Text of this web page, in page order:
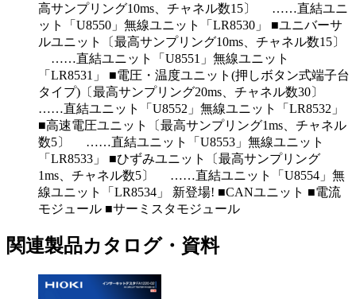
高サンプリング10ms、チャネル数15〕 ……直結ユニ
ット「U8550」無線ユニット「LR8530」 ■ユニバーサ
ルユニット〔最高サンプリング10ms、チャネル数15〕
……直結ユニット「U8551」無線ユニット
「LR8531」 ■電圧・温度ユニット(押しボタン式端子台
タイプ)〔最高サンプリング20ms、チャネル数30〕
……直結ユニット「U8552」無線ユニット「LR8532」
■高速電圧ユニット〔最高サンプリング1ms、チャネル
数5〕 ……直結ユニット「U8553」無線ユニット
「LR8533」 ■ひずみユニット〔最高サンプリング
1ms、チャネル数5〕 ……直結ユニット「U8554」無
線ユニット「LR8534」 新登場! ■CANユニット ■電流
モジュール ■サーミスタモジュール
関連製品カタログ・資料